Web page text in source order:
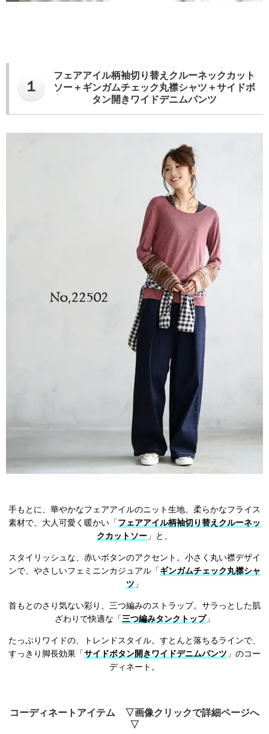
１
フェアアイル柄袖切り替えクルーネックカット
ソー＋ギンガムチェック丸襟シャツ＋サイドボ
タン開きワイドデニムパンツ
手もとに、華やかなフェアアイルのニット生地。柔らかなフライス
素材で、大人可愛く暖かい「 フェアアイル柄袖切り替えクルーネッ
クカットソー」と、
スタイリッシュな、赤いボタンのアクセント。小さく丸い襟デザイ
ンで、やさしいフェミニンカジュアル「 ギンガムチェック丸襟シャ
ツ」
首もとのさり気ない彩り、三つ編みのストラップ。サラっとした肌
ざわりで快適な「 三つ編みタンクトップ」
たっぷりワイドの、トレンドスタイル。すとんと落ちるラインで、
すっきり脚長効果「 サイドボタン開きワイドデニムパンツ」のコー
ディネート。
コーディネートアイテム ▽画像クリックで詳細ページへ
▽